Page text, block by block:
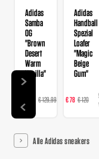
Adidas
Samba
OG
"Brown
Desert
Warm
Vanilla"
€ 129,99
14
webshops
Adidas
Handball
Spezial
Loafer
"Magic
Beige
Gum"
€ 78 € 120
Alle Adidas sneakers